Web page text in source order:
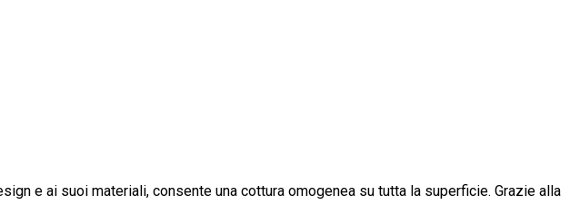
e ai suoi materiali, consente una cottura omogenea su tutta la superficie. Grazie alla